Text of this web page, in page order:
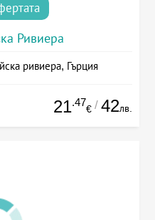
Ривиера
ривиера, Гърция
21.47
€ / 42лв.